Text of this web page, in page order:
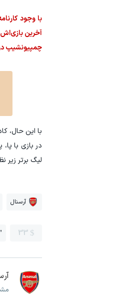
چمپیونشیپ در فصل ۲۵-۲۰۲۴ باعث شد جایگاه خود را زیر نظر دنیل فارکه از دست بدهد و این
در بازی با
لیگ برتر زیر
آرسنال
33